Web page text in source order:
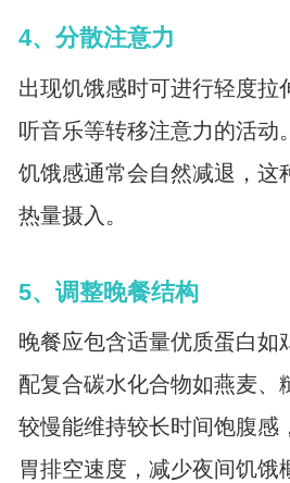
4、分散注意力
出现饥饿感时可进行轻度拉
听音乐等转移注意力的活动
饥饿感通常会自然减退，这
热量摄入。
5、调整晚餐结构
晚餐应包含适量优质蛋白如
配复合碳水化合物如燕麦、
较慢能维持较长时间饱腹感
胃排空速度，减少夜间饥饿